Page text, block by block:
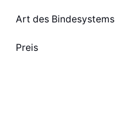
Art des Bindesystems
Preis